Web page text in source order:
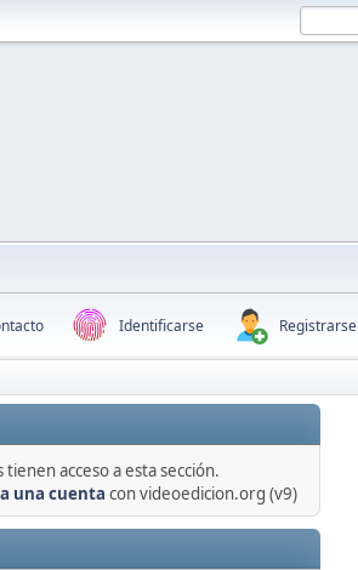
Identificarse Registrarse
acceso a esta sección.
una cuenta con videoedicion.org (v9)